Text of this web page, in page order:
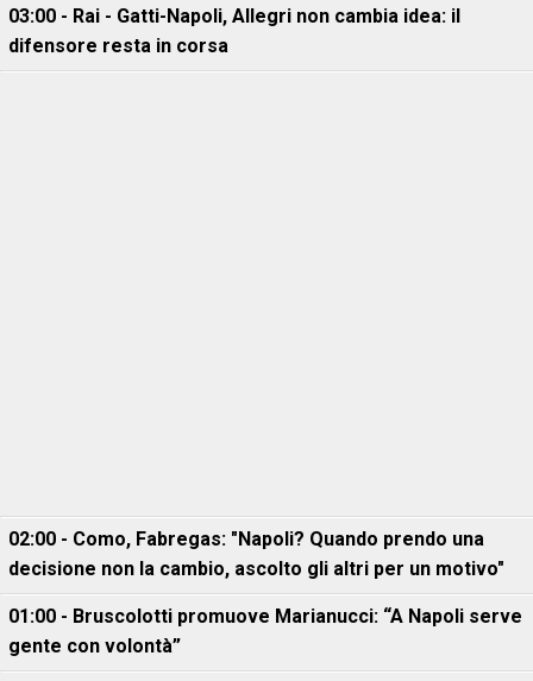
03:00 - Rai - Gatti-Napoli, Allegri non cambia idea: il
difensore resta in corsa
02:00 - Como, Fabregas: "Napoli? Quando prendo una
decisione non la cambio, ascolto gli altri per un motivo"
01:00 - Bruscolotti promuove Marianucci: “A Napoli serve
gente con volontà”